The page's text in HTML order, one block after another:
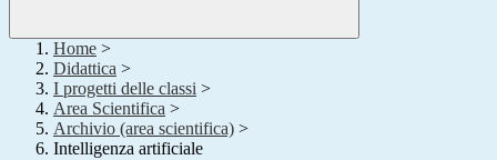
Home >
Didattica >
I progetti delle classi >
Area Scientifica >
Archivio (area scientifica) >
Intelligenza artificiale